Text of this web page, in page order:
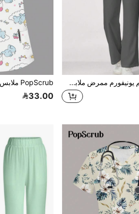
PopScrub طقم يونيفورم ممرض ملابس علوية كاريكاتيرية بطباعة ديناصور في الفضاء بياقة حرف V وأكمام قصيرة مع جيوب وذيل مشقوق
33.00